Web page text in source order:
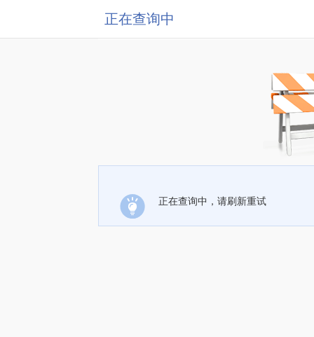
正在查询中
正在查询中，请刷新重试